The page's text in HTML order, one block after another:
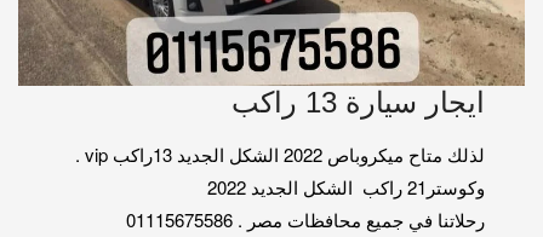
ايجار سيارة 13 راكب
لذلك متاح ميكروباص 2022 الشكل الجديد 13راكب vip .
وكوستر21 راكب الشكل الجديد 2022
رحلاتنا في جميع محافظات مصر . 01115675586